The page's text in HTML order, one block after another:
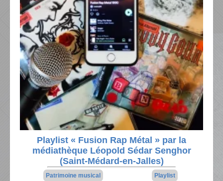
Playlist « Fusion Rap Métal » par la
médiathèque Léopold Sédar Senghor
(Saint-Médard-en-Jalles)
Patrimoine musical Playlist